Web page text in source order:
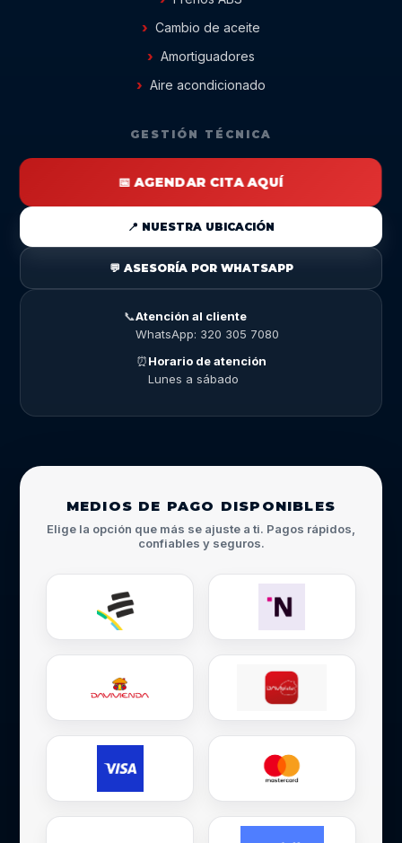
Cambio de aceite
Amortiguadores
Aire acondicionado
GESTIÓN TÉCNICA
📅 AGENDAR CITA AQUÍ
📍 NUESTRA UBICACIÓN
💬 ASESORÍA POR WHATSAPP
📞Atención al cliente
WhatsApp: 320 305 7080
⏰Horario de atención
Lunes a sábado
MEDIOS DE PAGO DISPONIBLES
Elige la opción que más se ajuste a ti. Pagos rápidos,
confiables y seguros.